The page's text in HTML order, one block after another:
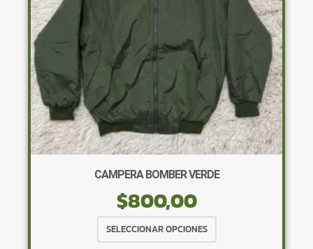
página
producto
CAMPERA BOMBER VERDE
$800,00
SELECCIONAR OPCIONES
producto